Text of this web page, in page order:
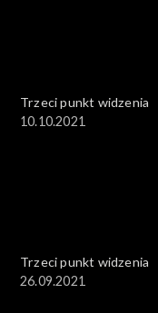
Trzeci punkt widzenia
10.10.2021
Trzeci punkt widzenia
26.09.2021